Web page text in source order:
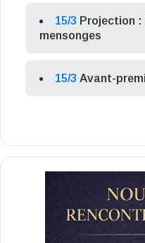
15/3 Projection :
mensonges
15/3 Avant-